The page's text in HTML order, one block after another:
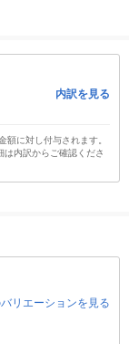
内訳を見る
額に対し付与されます。
内訳からご確認くださ
リエーションを見る